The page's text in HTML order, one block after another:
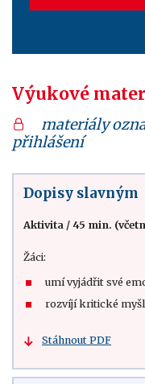
Výukové
materiály
přihlášení
Dopisy slavným
Aktivita / 45 min.
Žáci:
umí vyjádřit své
rozvíjí kritické
Stáhnout PDF